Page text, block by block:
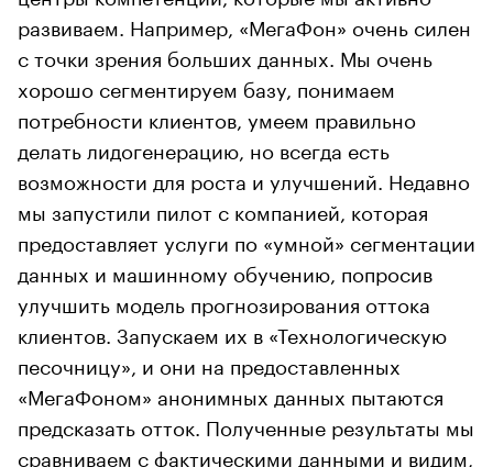
развиваем. Например, «МегаФон» очень силен
с точки зрения больших данных. Мы очень
хорошо сегментируем базу, понимаем
потребности клиентов, умеем правильно
делать лидогенерацию, но всегда есть
возможности для роста и улучшений. Недавно
мы запустили пилот с компанией, которая
предоставляет услуги по «умной» сегментации
данных и машинному обучению, попросив
улучшить модель прогнозирования оттока
клиентов. Запускаем их в «Технологическую
песочницу», и они на предоставленных
«МегаФоном» анонимных данных пытаются
предсказать отток. Полученные результаты мы
сравниваем с фактическими данными и видим,